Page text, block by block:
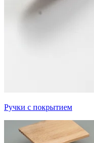
Ручки с покрытием